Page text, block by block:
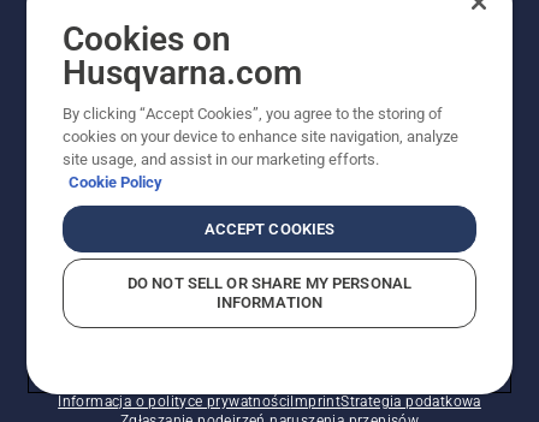
PROFESJONALISTA
Informacja o polityce prywatnościImprintStrategia podatkowa
Cookies on
Husqvarna.com
By clicking “Accept Cookies”, you agree to the storing of
cookies on your device to enhance site navigation, analyze
site usage, and assist in our marketing efforts.
Cookie Policy
ACCEPT COOKIES
DO NOT SELL OR SHARE MY PERSONAL
INFORMATION